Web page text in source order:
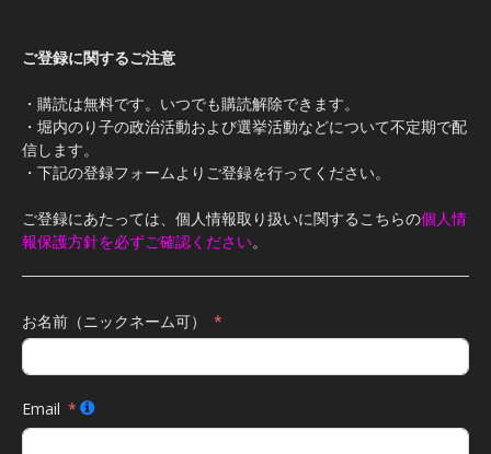
ご登録に関するご注意
・購読は無料です。いつでも購読解除できます。
・堀内のり子の政治活動および選挙活動などについて不定期で配
信します。
・下記の登録フォームよりご登録を行ってください。
ご登録にあたっては、個人情報取り扱いに関するこちらの個人情
報保護方針を必ずご確認ください。
お名前（ニックネーム可）
Email